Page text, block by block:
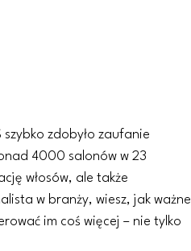
zdobyło zaufanie
4000 salonów w 23
włosów, ale także
w branży, wiesz, jak ważne
im coś więcej – nie tylko